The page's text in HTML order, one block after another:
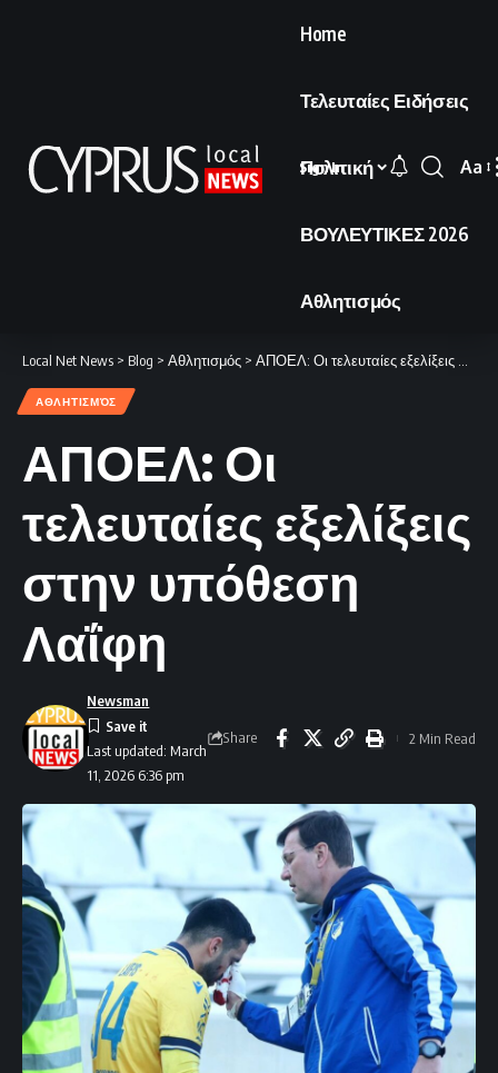
Home
Τελευταίες Ειδήσεις
Πολιτική
ΒΟΥΛΕΥΤΙΚΕΣ 2026
Αθλητισμός
Sign In
Font
Aa
Local Net News > Blog > Αθλητισμός > ΑΠΟΕΛ: Οι τελευταίες εξελίξεις στην υπόθεση Λαΐφη
ΑΘΛΗΤΙΣΜΌΣ
ΑΠΟΕΛ: Οι
τελευταίες εξελίξεις
στην υπόθεση
Λαΐφη
Last updated: March
11, 2026 6:36 pm
Newsman
Share 2 Min Read